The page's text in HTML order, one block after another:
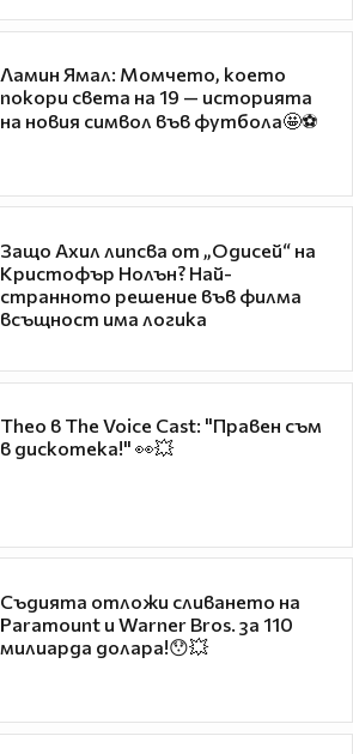
Ламин Ямал: Момчето, което
покори света на 19 — историята
на новия символ във футбола🤩⚽
Защо Ахил липсва от „Одисей“ на
Кристофър Нолън? Най-
странното решение във филма
всъщност има логика
Theo в The Voice Cast: "Правен съм
в дискотека!" 👀💥
Съдията отложи сливането на
Paramount и Warner Bros. за 110
милиарда долара!😯💥